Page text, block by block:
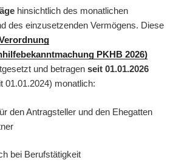
hinsichtlich des monatlichen
des einzusetzenden Vermögens. Diese
PKHB 2026)
und betragen seit 01.01.2026
01.01.2024) monatlich:
den Antragsteller und den Ehegatten
bei Berufstätigkeit